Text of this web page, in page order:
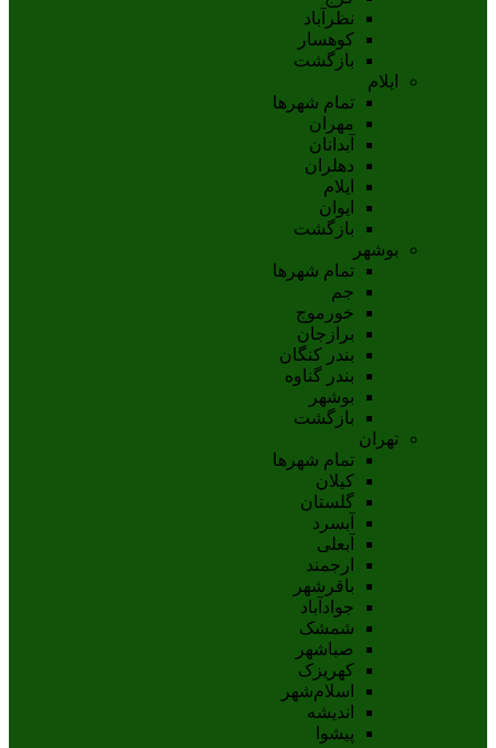
نظرآباد
کوهسار
بازگشت
ایلام
تمام شهر‌ها
مهران
آبدانان
دهلران
ايلام
ايوان
بازگشت
بوشهر
تمام شهر‌ها
جم
خورموج
برازجان
بندر کنگان
بندر گناوه
بوشهر
بازگشت
تهران
تمام شهر‌ها
کیلان
گلستان
آبسرد
آبعلی
ارجمند
باقرشهر
جوادآباد
شمشک
صباشهر
کهریزک
اسلام‌شهر
اندیشه
پيشوا